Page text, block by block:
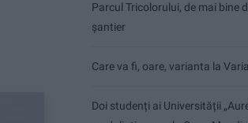
Parcul Tricolorului, de mai bine
șantier
Care va fi, oare, varianta la
Doi studenți ai Universității